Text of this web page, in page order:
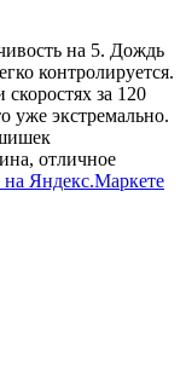
на 5. Дождь
контролируется.
за 120
уже экстремально.
отличное
Яндекс.Маркете